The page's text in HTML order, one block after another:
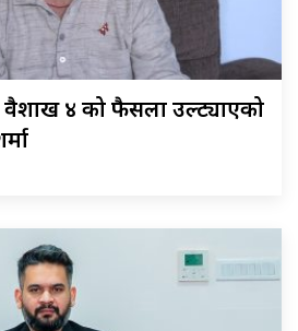
४ को फैसला उल्ट्याएको